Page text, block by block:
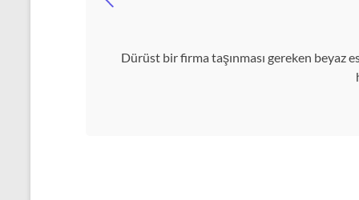
Dürüst bir firma taşınması gereken beyaz